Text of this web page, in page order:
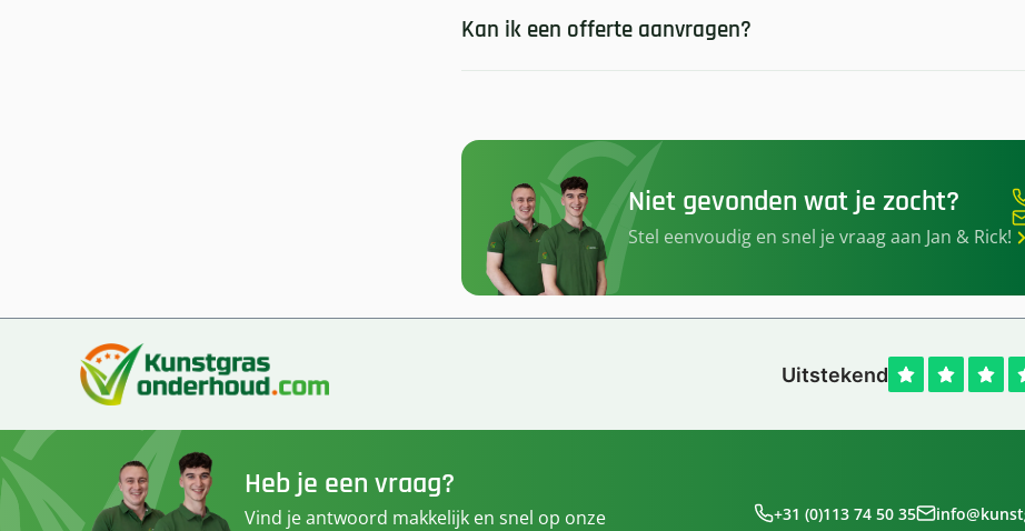
Kan ik een offerte aanvragen?
Niet gevonden wat je zocht?
Stel eenvoudig en snel je vraag aan Jan & Rick!
Heb je een vraag?
Vind je antwoord makkelijk en snel op onze
+31 (0)113 74 50 35